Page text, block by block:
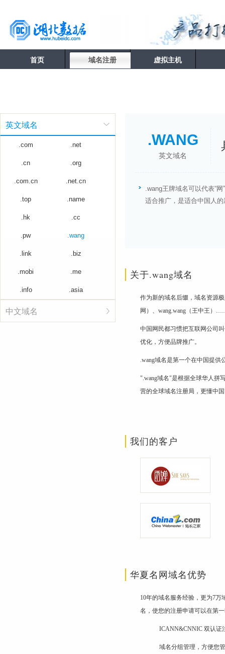
首页 域名注册 虚拟主机
英文域名
.com .net
.cn .org
.com.cn .net.cn
.top .name
.hk .cc
.pw .wang
.link .biz
.mobi .me
.info .asia
中文域名
.WANG
英文域名
.wang王牌域名可以代表“
适合推广，是适合中国人
关于.wang域名
作为新的域名后缀，域名资源
网）、wang.wang（王中王）
中国网民都习惯把互联网公司
优化，方便品牌推广。
.wang域名是第一个在中国提
".wang域名"是根据全球华人拼
营的全球域名注册局，更懂中
我们的客户
华夏名网域名优势
10年的域名服务经验，更为7
名，使您的注册申请可以在第
ICANN&CNNIC 双认证
域名分组管理，方便您